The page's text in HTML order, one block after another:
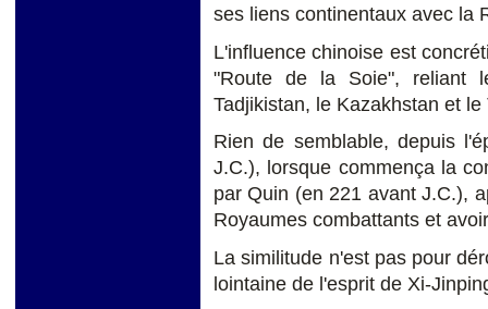
ses liens continentaux avec la
L'influence chinoise est
"Route de la Soie", reliant
Tadjikistan, le Kazakhstan et
Rien de semblable, depuis
J.C.), lorsque commença la
par Quin (en 221 avant J.C.),
Royaumes combattants et
La similitude n'est pas pour
lointaine de l'esprit de Xi-